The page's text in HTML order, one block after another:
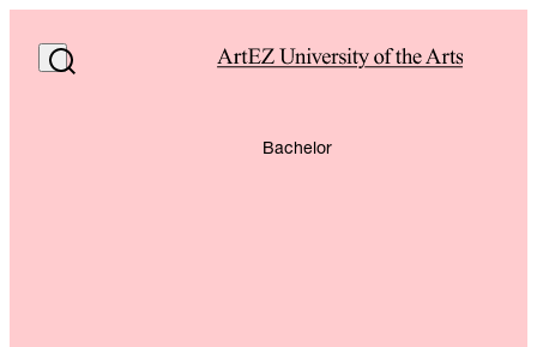
Bachelor